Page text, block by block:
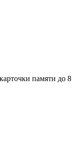
памяти до 8